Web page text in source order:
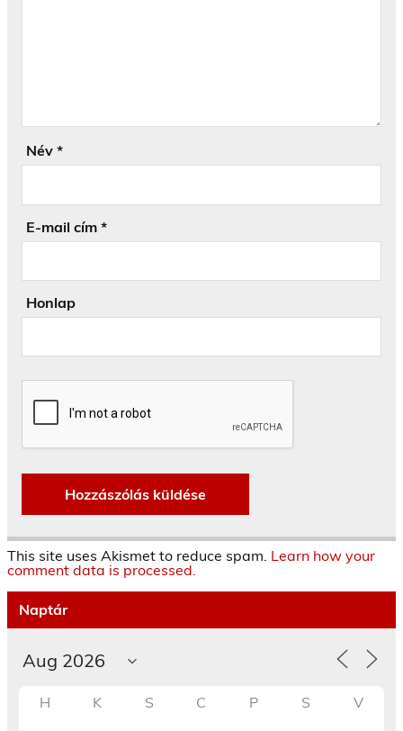
Név *
E-mail cím *
Honlap
This site uses Akismet to reduce spam. Learn how your
comment data is processed.
Naptár
H K S C P S V